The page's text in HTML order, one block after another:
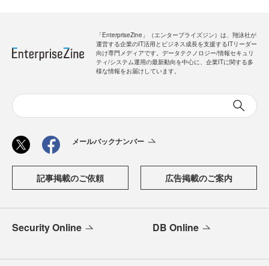
「EnterpriseZine」（エンタープライズジン）は、翔泳社が
運営する企業のIT活用とビジネス成長を支援するITリーダー
向け専門メディアです。データテクノロジー/情報セキュリ
ティ/システム運用の最新動向を中心に、企業ITに関する多
様な情報をお届けしています。
メールバックナンバー
記事掲載のご依頼 広告掲載のご案内
Security Online DB Online